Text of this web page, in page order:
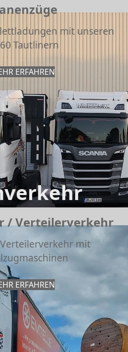
mit unseren
Tautlinern
ERFAHREN
/ Verteilerverkehr
mit
ERFAHREN